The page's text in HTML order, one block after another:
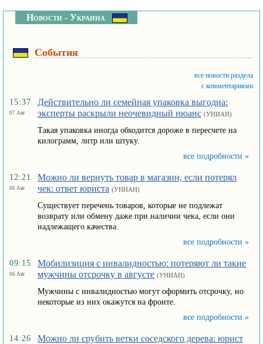
Новости - Украина
События
все новости раздела
с комментариями
15:37
07 Авг
Действительно ли семейная упаковка выгодна:
эксперты раскрыли неочевидный нюанс (УНИАН)
Такая упаковка иногда обходится дороже в пересчете на
килограмм, литр или штуку.
все подробности »
12:21
06 Авг
Можно ли вернуть товар в магазин, если потерял
чек: ответ юриста (УНИАН)
Существует перечень товаров, которые не подлежат
возврату или обмену даже при наличии чека, если они
надлежащего качества.
все подробности »
09:15
06 Авг
Мобилизиция с инвалидностью: потеряют ли такие
мужчины отсрочку в августе (УНИАН)
Мужчины с инвалидностью могут оформить отсрочку, но
некоторые из них окажутся на фронте.
все подробности »
14:26
Можно ли срубить ветки соседского дерева: юрист